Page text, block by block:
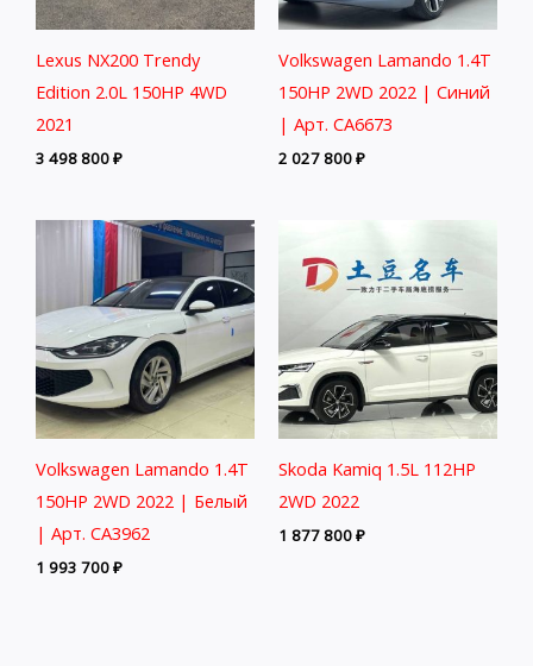
Lexus NX200 Trendy
Edition 2.0L 150HP 4WD
2021
3 498 800₽
Volkswagen Lamando 1.4T
150HP 2WD 2022 | Синий
| Арт. CA6673
2 027 800₽
Volkswagen Lamando 1.4T
150HP 2WD 2022 | Белый
| Арт. CA3962
1 993 700₽
Skoda Kamiq 1.5L 112HP
2WD 2022
1 877 800₽